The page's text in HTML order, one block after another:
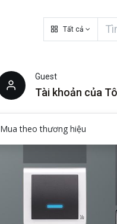
Tất cả
Guest
Tài khoản của
Mua theo thương hiệu